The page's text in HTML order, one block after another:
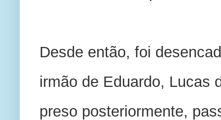
Desde então, foi
irmão de Eduardo, Lucas
preso posteriormente,